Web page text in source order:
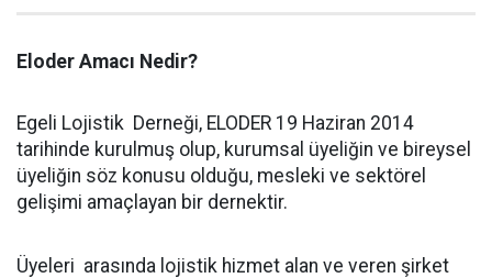
Eloder Amacı Nedir?
Egeli Lojistik Derneği, ELODER 19 Haziran 2014
tarihinde kurulmuş olup, kurumsal üyeliğin ve bireysel
üyeliğin söz konusu olduğu, mesleki ve sektörel
gelişimi amaçlayan bir dernektir.
Üyeleri arasında lojistik hizmet alan ve veren şirket